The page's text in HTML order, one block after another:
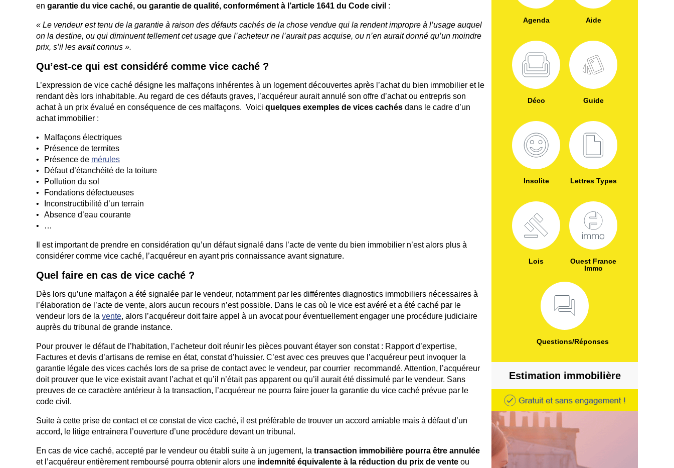
en garantie du vice caché, ou garantie de qualité, conformément à l’article 1641 du Code civil :
« Le vendeur est tenu de la garantie à raison des défauts cachés de la chose vendue qui la rendent impropre à l’usage auquel
on la destine, ou qui diminuent tellement cet usage que l’acheteur ne l’aurait pas acquise, ou n’en aurait donné qu’un moindre
prix, s’il les avait connus ».
Qu’est-ce qui est considéré comme vice caché ?
L’expression de vice caché désigne les malfaçons inhérentes à un logement découvertes après l’achat du bien immobilier et le
rendant dès lors inhabitable. Au regard de ces défauts graves, l’acquéreur aurait annulé son offre d’achat ou entrepris son
achat à un prix évalué en conséquence de ces malfaçons. Voici quelques exemples de vices cachés dans le cadre d’un
achat immobilier :
Malfaçons électriques
Présence de termites
Présence de mérules
Défaut d’étanchéité de la toiture
Pollution du sol
Fondations défectueuses
Inconstructibilité d’un terrain
Absence d’eau courante
…
Il est important de prendre en considération qu’un défaut signalé dans l’acte de vente du bien immobilier n’est alors plus à
considérer comme vice caché, l’acquéreur en ayant pris connaissance avant signature.
Quel faire en cas de vice caché ?
Dès lors qu’une malfaçon a été signalée par le vendeur, notamment par les différentes diagnostics immobiliers nécessaires à
l’élaboration de l’acte de vente, alors aucun recours n’est possible. Dans le cas où le vice est avéré et a été caché par le
vendeur lors de la vente, alors l’acquéreur doit faire appel à un avocat pour éventuellement engager une procédure judiciaire
auprès du tribunal de grande instance.
Pour prouver le défaut de l’habitation, l’acheteur doit réunir les pièces pouvant étayer son constat : Rapport d’expertise,
Factures et devis d’artisans de remise en état, constat d’huissier. C’est avec ces preuves que l’acquéreur peut invoquer la
garantie légale des vices cachés lors de sa prise de contact avec le vendeur, par courrier recommandé. Attention, l’acquéreur
doit prouver que le vice existait avant l’achat et qu’il n’était pas apparent ou qu’il aurait été dissimulé par le vendeur. Sans
preuves de ce caractère antérieur à la transaction, l’acquéreur ne pourra faire jouer la garantie du vice caché prévue par le
code civil.
Suite à cette prise de contact et ce constat de vice caché, il est préférable de trouver un accord amiable mais à défaut d’un
accord, le litige entrainera l’ouverture d’une procédure devant un tribunal.
En cas de vice caché, accepté par le vendeur ou établi suite à un jugement, la transaction immobilière pourra être annulée
et l’acquéreur entièrement remboursé pourra obtenir alors une indemnité équivalente à la réduction du prix de vente ou
Agenda Aide
Déco Guide
Insolite Lettres Types
Lois
Ouest France
Immo
Questions/Réponses
Estimation immobilière